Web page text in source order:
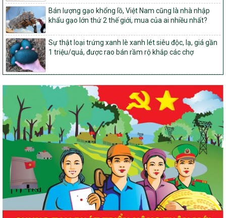
14/2026/TT-BNNMT
Hướng dẫn thực hiện một số nội dung tiêu chí, điều kiện thuộc Bộ
tiêu chí quốc gia về nông thôn mới giai đoạn 2026 – 2030 thuộc
phạm vi quản lý nhà nước của Bộ Nông nghiệp và Môi trường
417/QĐ-BNNMT
Phê duyệt Chương trình mục tiêu quốc gia xây dựng nông thôn
mới, giảm nghèo bền vững và phát triển kinh tế – xã hội vùng
đồng bào dân tộc thiểu số và miền núi giai đoạn 2026-2035, giai
đoạn I: Từ năm 2026 đến năm 2030
Nghị quyết số 08/2026/NQ-HĐND
Quy định nguyên tắc, tiêu chí, định mức phân bổ ngân sách trung
ương thực hiện Chương trình mục tiêu quốc gia xây dựng nông
thôn mới, giảm nghèo bền vững và phát triển kinh tế – xã hội
vùng đồng bào dân tộc thiểu số và miền núi giai đoạn 2026 –
2030 trên địa bàn tỉnh Nghệ An
Chỉ Thị số 22-CT/TU
về đẩy mạnh thực hiện Chương trình mục tiêu quốc gia xây dựng
nông thôn mới, giảm nghèo bền vững và phát triển kinh tế – xã
hội vùng đồng bào dân tộc thiểu số và miền núi giai đoạn 2026 –
2030 trên địa bàn tỉnh Nghệ An
Bán lượng gạo khổng lồ, Việt Nam cũng là nhà nhập
khẩu gạo lớn thứ 2 thế giới, mua của ai nhiều nhất?
Sự thật loại trứng xanh lè xanh lét siêu độc, lạ, giá gần
1 triệu/quả, được rao bán rầm rộ khắp các chợ